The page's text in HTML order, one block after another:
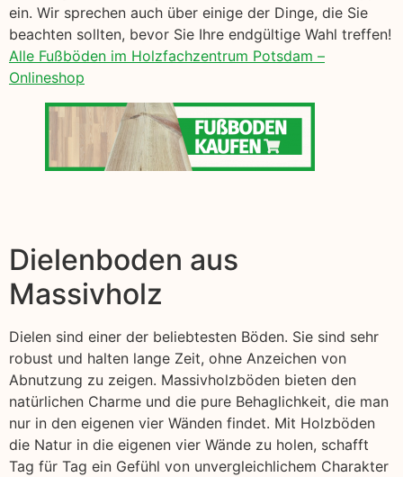
ein. Wir sprechen auch über einige der Dinge, die Sie
beachten sollten, bevor Sie Ihre endgültige Wahl treffen!
Alle Fußböden im Holzfachzentrum Potsdam –
Onlineshop
Dielenboden aus
Massivholz
Dielen sind einer der beliebtesten Böden. Sie sind sehr
robust und halten lange Zeit, ohne Anzeichen von
Abnutzung zu zeigen. Massivholzböden bieten den
natürlichen Charme und die pure Behaglichkeit, die man
nur in den eigenen vier Wänden findet. Mit Holzböden
die Natur in die eigenen vier Wände zu holen, schafft
Tag für Tag ein Gefühl von unvergleichlichem Charakter